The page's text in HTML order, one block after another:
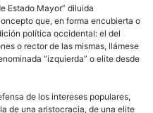
Estado Mayor” diluida
que, en forma encubierta o
política occidental: el del
o rector de las mismas, llámese
“izquierda” o elite desde
de los intereses populares,
de una aristocracia, de una elite